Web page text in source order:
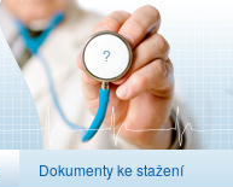
Dokumenty ke stažení